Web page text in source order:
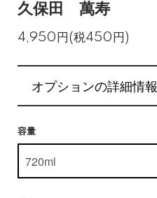
久保田 萬寿
4,950円(税450円)
オプションの詳細情報
容量